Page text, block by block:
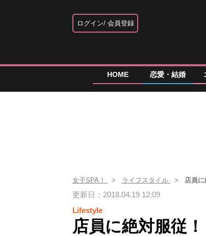
ログイン 会員登録
HOME 恋愛・結婚
女子SPA！ ライフスタイル 店員
更新日：2018.04.19 12:09
Lifestyle
店員に絶対服従